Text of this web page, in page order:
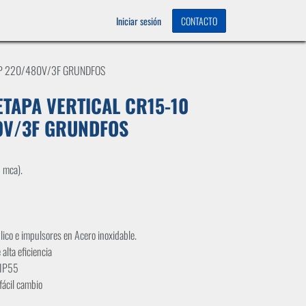
Iniciar sesión CONTACTO
220/480V/3F GRUNDFOS
VERTICAL CR15-10
3F GRUNDFOS
e impulsores en Acero inoxidable.
eficiencia
cambio